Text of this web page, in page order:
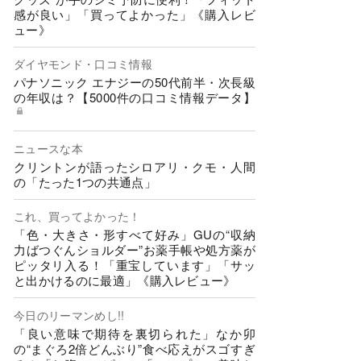
感が良い」「買ってよかった」《購入レビ
ュー》
ダイヤモンド・口コミ情報
パナソニック エナジーの50代前半・次長級
の年収は？【5000件の口コミ情報データ】
ニュースな本
クリントンが語ったシロアリ・クモ・人間
の「たった1つの共通点」
これ、買ってよかった！
「色・大きさ・形すべて好み」GUの“収納
力ばつぐんショルダー”お薬手帳や処方薬が
ピッタリ入る！「重宝しています」「サッ
と出かけるのに最適」《購入レビュー》
今日のリーマンめし!!
「良い意味で期待を裏切られた」なか卯
の“まぐろ2倍どんぶり”食べ応えがスゴすぎ